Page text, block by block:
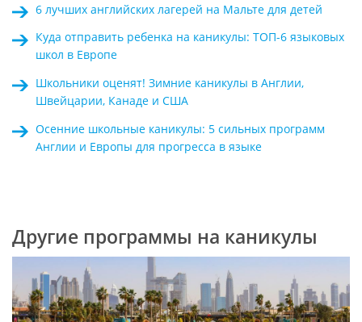
6 лучших английских лагерей на Мальте для детей
Куда отправить ребенка на каникулы: ТОП-6 языковых
школ в Европе
Школьники оценят! Зимние каникулы в Англии,
Швейцарии, Канаде и США
Осенние школьные каникулы: 5 сильных программ
Англии и Европы для прогресса в языке
Другие программы на каникулы